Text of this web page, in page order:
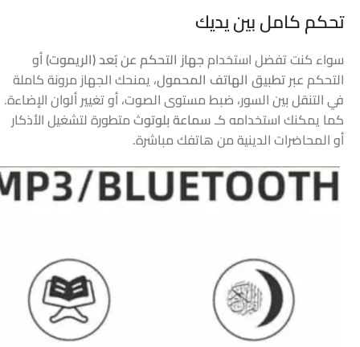
تحكم كامل بين يديك
سواء كنت تفضل استخدامجهاز التحكم عن بُعد (الريموت)أو
التحكم عبرتطبيق الهاتف المحمول، يمنحك الجهاز مرونة كاملة
في التنقل بين السور، ضبط مستوى الصوت، أو تغيير ألوان الإضاءة.
كما يمكنك استخدامه كـسماعة بلوتوثمتطورة لتشغيل الأذكار
أو المحاضرات الدينية من هاتفك مباشرة.